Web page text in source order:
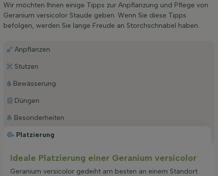
Wir möchten Ihnen einige Tipps zur Anpflanzung und Pflege von
Geranium versicolor Staude geben. Wenn Sie diese Tipps
befolgen, werden Sie lange Freude an Storchschnabel haben.
Platzierung
Anpflanzen
Stutzen
Bewässerung
Düngen
Besonderheiten
Ideale Platzierung einer Geranium versicolor
Geranium versicolor gedeiht am besten an einem Standort